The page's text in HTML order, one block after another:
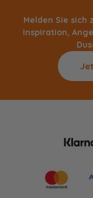
Melden Sie sich
Inspiration,